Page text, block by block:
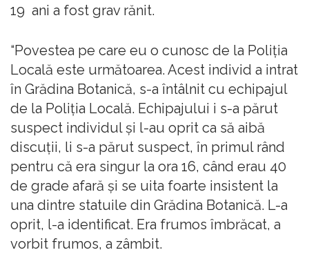
19 ani a fost grav rănit.
“Povestea pe care eu o cunosc de la Poliţia
Locală este următoarea. Acest individ a intrat
în Grădina Botanică, s-a întâlnit cu echipajul
de la Poliţia Locală. Echipajului i s-a părut
suspect individul şi l-au oprit ca să aibă
discuţii, li s-a părut suspect, în primul rând
pentru că era singur la ora 16, când erau 40
de grade afară şi se uita foarte insistent la
una dintre statuile din Grădina Botanică. L-a
oprit, l-a identificat. Era frumos îmbrăcat, a
vorbit frumos, a zâmbit.